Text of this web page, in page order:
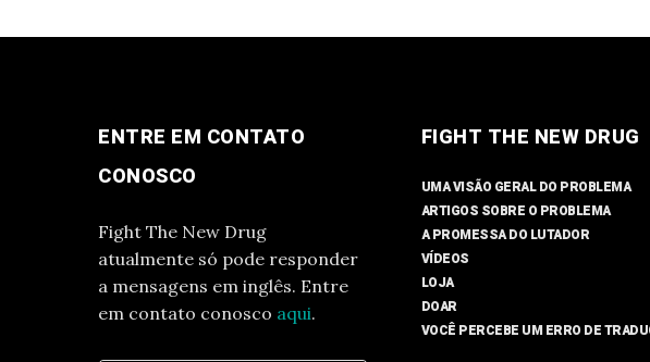
ENTRE EM CONTATO
CONOSCO
Fight The New Drug
atualmente só pode responder
a mensagens em inglês. Entre
em contato conosco aqui.
FIGHT THE NEW DRUG
UMA VISÃO GERAL DO PROBLEMA
ARTIGOS SOBRE O PROBLEMA
A PROMESSA DO LUTADOR
VÍDEOS
LOJA
DOAR
VOCÊ PERCEBE UM ERRO DE